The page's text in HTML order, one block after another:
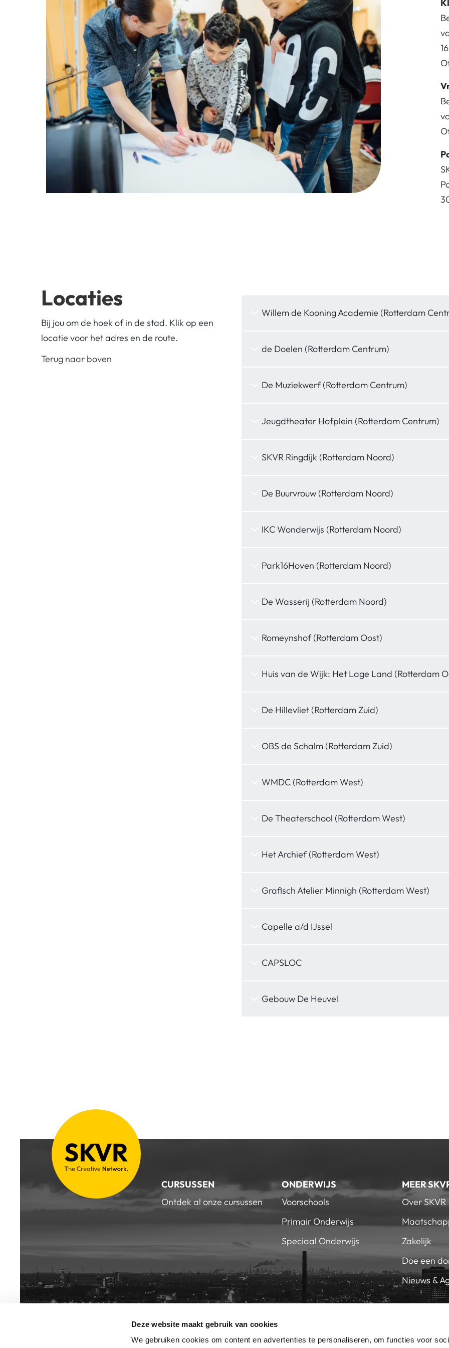
Deze website maakt gebruik van cookies
We gebruiken cookies om content en advertenties te personaliseren, om functies voor
Locaties
Bij jou om de hoek of in de stad. Klik op een
locatie voor het adres en de route.
Terug naar boven
Willem de Kooning Academie (Rotterdam
de Doelen (Rotterdam Centrum)
De Muziekwerf (Rotterdam Centrum)
Jeugdtheater Hofplein (Rotterdam Centrum)
SKVR Ringdijk (Rotterdam Noord)
De Buurvrouw (Rotterdam Noord)
IKC Wonderwijs (Rotterdam Noord)
Park16Hoven (Rotterdam Noord)
De Wasserij (Rotterdam Noord)
Romeynshof (Rotterdam Oost)
Huis van de Wijk: Het Lage Land (Rotterdam
De Hillevliet (Rotterdam Zuid)
OBS de Schalm (Rotterdam Zuid)
WMDC (Rotterdam West)
De Theaterschool (Rotterdam West)
Het Archief (Rotterdam West)
Grafisch Atelier Minnigh (Rotterdam West)
Capelle a/d IJssel
CAPSLOC
Gebouw De Heuvel
CURSUSSEN
Ontdek al onze cursussen
ONDERWIJS
Voorschools
Primair Onderwijs
Speciaal Onderwijs
MEER
Over SKVR
Zakelijk
Doe een
Nieuws &
INSCHRIJVEN SKVR
NIEUWSBRIEF